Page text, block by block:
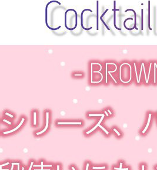
ド乱視用カラコン
セット ブラウン (1箱2枚)、乱視用カラコ
カラコン、激安乱視用カラコン、韓国乱
、遠視カラコン、乱視用カラーコンタク
店のCocktail By Torica (トリカ) Cocktail
Torica (トリカ)
セット ブラウン (1箱2枚)、乱視用カラコ
カラコン、激安乱視用カラコン、韓国乱
、遠視カラコン、乱視用カラーコンタク
・Toricme (ピクミー)
セット ブラウン (1箱2枚)、乱視用カラコ
カラコン、激安乱視用カラコン、韓国乱
、遠視カラコン、乱視用カラーコンタク
キューブ)
セット ブラウン (1箱2枚)、乱視用カラコ